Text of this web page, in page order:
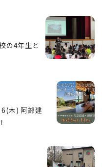
の4年生と
木) 阿部建